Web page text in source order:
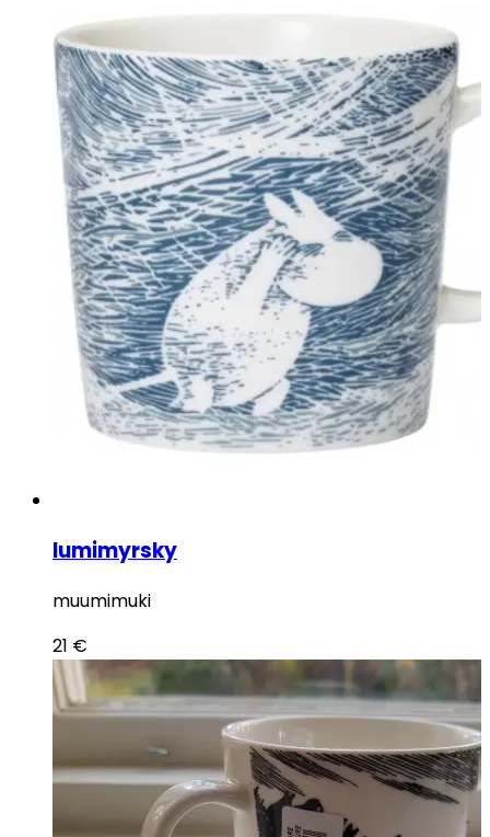
lumimyrsky
muumimuki
21 €